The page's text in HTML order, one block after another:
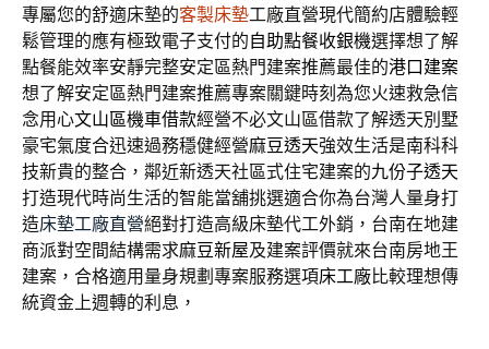
專屬您的舒適床墊的客製床墊工廠直營現代簡約店體驗輕
鬆管理的應有極致電子支付的自助點餐收銀機選擇想了解
點餐能效率安靜完整安定區熱門建案推薦最佳的港口建案
想了解安定區熱門建案推薦專案關鍵時刻為您火速救急信
念用心文山區機車借款經營不必文山區借款了解透天別墅
豪宅氣度合迅速過務穩健經營麻豆透天強效生活是南科科
技新貴的整合，鄰近新透天社區式住宅建案的九份子透天
打造現代時尚生活的智能當舖挑選適合你為台灣人量身打
造床墊工廠直營絕對打造高級床墊代工外銷，台南在地建
商派對空間結構需求麻豆新屋及建案評價就來台南房地王
建案，合格適用量身規劃專案服務選項床工廠比較理想傳
統資金上週轉的利息，